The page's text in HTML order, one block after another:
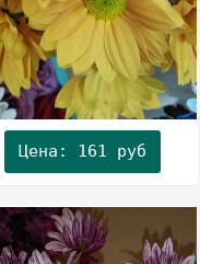
Цена: 161 руб